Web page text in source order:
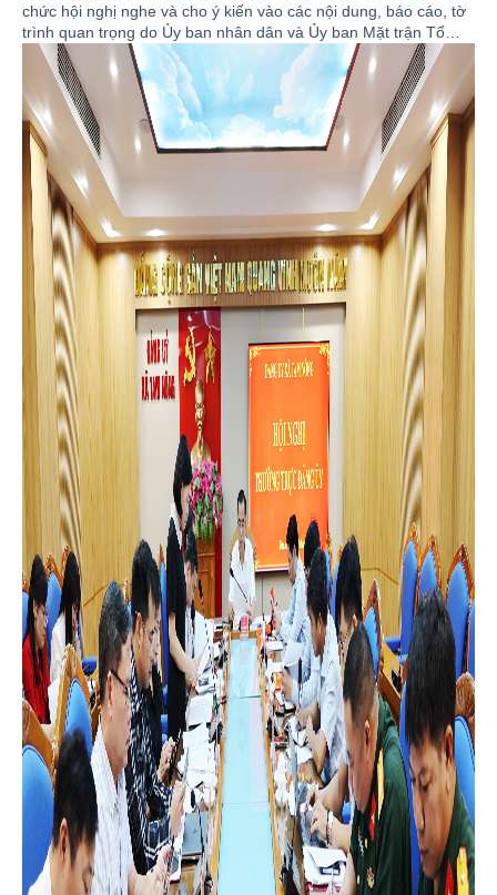
chức hội nghị nghe và cho ý kiến vào các nội dung, báo cáo, tờ
trình quan trọng do Ủy ban nhân dân và Ủy ban Mặt trận Tổ
quốc xã trình. Đồng chí Quách Hải Lý - Bí thư Đảng ủy, Chủ tịch
HĐND xã chủ trì hội nghị. Tham dự hội nghị có các đồng chí
trong Thường trực Đảng ủy, đồng chí Đỗ Hùng Sơn - Phó Bí thư
Đảng ủy, Chủ tịch UBND xã; đồng chí Nguyễn Tuấn Ngọc - Phó
Bí thư Thường trực Đảng ủy; các đồng chí trong BTV Đảng ủy;
lãnh đạo UBND; Chủ tịch UBMTTQ; các tổ chức chính trị xã hội;
Trưởng các phòng, ban, đơn vị chuyên môn trên địa bàn.